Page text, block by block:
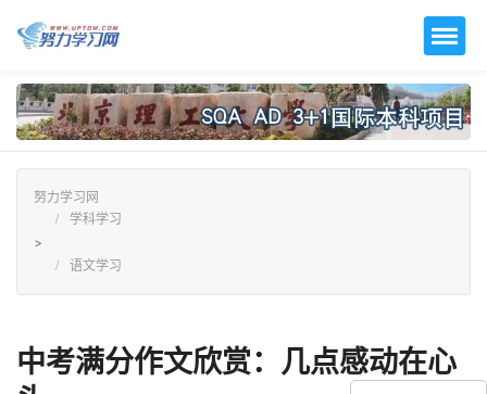
努力学习网
学科学习
>
语文学习
中考满分作文欣赏：几点感动在心